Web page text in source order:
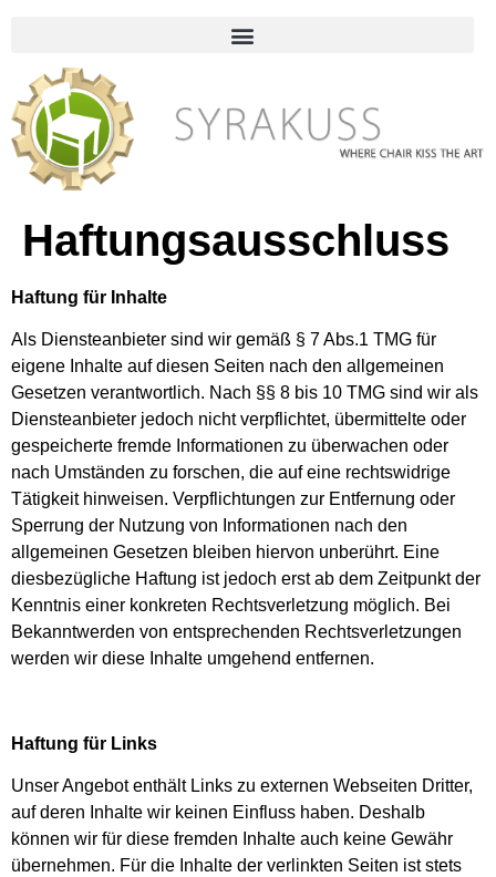
Haftungsausschluss
Haftung für Inhalte
Als Diensteanbieter sind wir gemäß § 7 Abs.1 TMG für
eigene Inhalte auf diesen Seiten nach den allgemeinen
Gesetzen verantwortlich. Nach §§ 8 bis 10 TMG sind wir als
Diensteanbieter jedoch nicht verpflichtet, übermittelte oder
gespeicherte fremde Informationen zu überwachen oder
nach Umständen zu forschen, die auf eine rechtswidrige
Tätigkeit hinweisen. Verpflichtungen zur Entfernung oder
Sperrung der Nutzung von Informationen nach den
allgemeinen Gesetzen bleiben hiervon unberührt. Eine
diesbezügliche Haftung ist jedoch erst ab dem Zeitpunkt der
Kenntnis einer konkreten Rechtsverletzung möglich. Bei
Bekanntwerden von entsprechenden Rechtsverletzungen
werden wir diese Inhalte umgehend entfernen.
Haftung für Links
Unser Angebot enthält Links zu externen Webseiten Dritter,
auf deren Inhalte wir keinen Einfluss haben. Deshalb
können wir für diese fremden Inhalte auch keine Gewähr
übernehmen. Für die Inhalte der verlinkten Seiten ist stets